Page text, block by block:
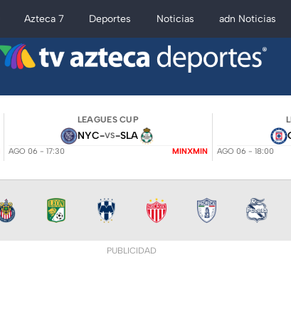
Azteca 7 Deportes Noticias adn Noticias
LEAGUES CUP
NYC-VS-SLA
AGO 06 - 17:30 MINXMIN AGO 06 - 18:00
PUBLICIDAD